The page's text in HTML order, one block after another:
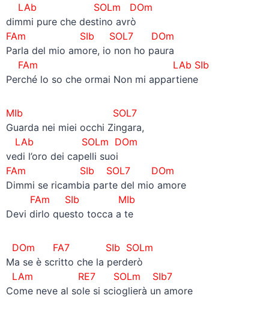
LAb SOLm DOm
dimmi pure che destino avrò
FAm SIb SOL7 DOm
Parla del mio amore, io non ho paura
FAm LAb SIb
Perché lo so che ormai Non mi appartiene
MIb SOL7
Guarda nei miei occhi Zingara,
LAb SOLm DOm
vedi l’oro dei capelli suoi
FAm SIb SOL7 DOm
Dimmi se ricambia parte del mio amore
FAm SIb MIb
Devi dirlo questo tocca a te
DOm FA7 SIb SOLm
Ma se è scritto che la perderò
LAm RE7 SOLm SIb7
Come neve al sole si scioglierà un amore